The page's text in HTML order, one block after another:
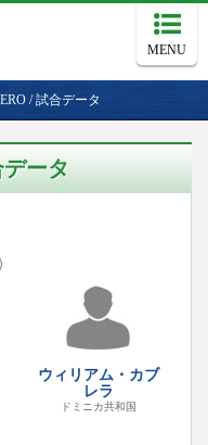
MENU
/試合データ
ータ
ウィリアム・カブ
レラ
ドミニカ共和国